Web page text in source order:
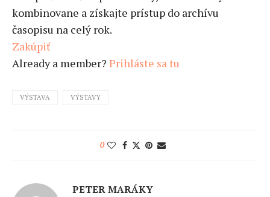
kombinovane a získajte prístup do archívu
časopisu na celý rok.
Zakúpiť
Already a member? Prihláste sa tu
VÝSTAVA VÝSTAVY
0
PETER MARÁKY